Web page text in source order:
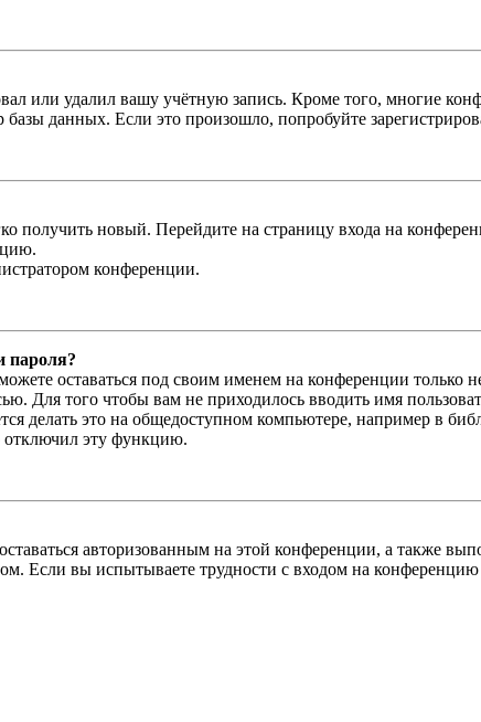
или удалил вашу учётную запись. Кроме того, многие
данных. Если это произошло, попробуйте
получить новый. Перейдите на страницу входа на
конференции.
пароля?
оставаться под своим именем на конференции только
Для того чтобы вам не приходилось вводить имя
делать это на общедоступном компьютере, например в
отключил эту функцию.
авторизованным на этой конференции, а также
Если вы испытываете трудности с входом на